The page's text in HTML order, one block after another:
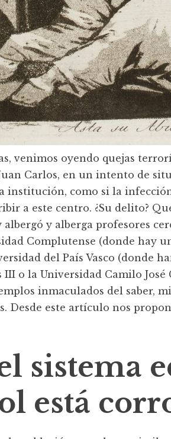
venimos oyendo quejas
Carlos, en un intento de
institución, como si la
a este centro. ¿Su delito?
y alberga profesores
Complutense (donde hay
del País Vasco (donde
III o la Universidad Camilo
inmaculados del saber,
Desde este artículo nos
sistema
está